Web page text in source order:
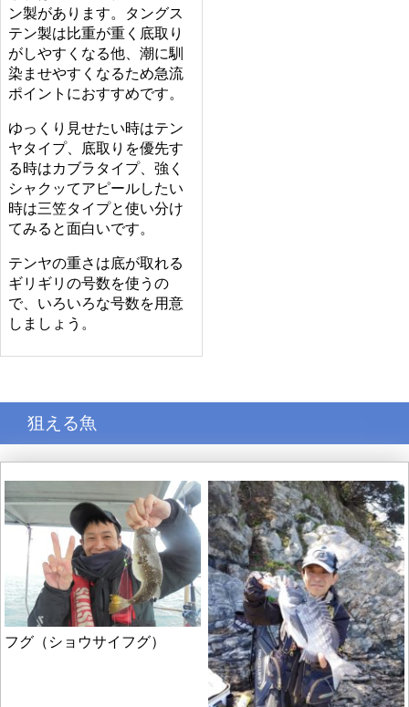
ン製があります。タングス
テン製は比重が重く底取り
がしやすくなる他、潮に馴
染ませやすくなるため急流
ポイントにおすすめです。
ゆっくり見せたい時はテン
ヤタイプ、底取りを優先す
る時はカブラタイプ、強く
シャクッてアピールしたい
時は三笠タイプと使い分け
てみると面白いです。
テンヤの重さは底が取れる
ギリギリの号数を使うの
で、いろいろな号数を用意
しましょう。
狙える魚
フグ（ショウサイフグ）